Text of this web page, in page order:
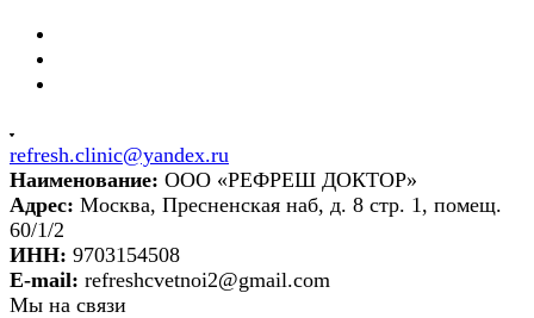
refresh.clinic@yandex.ru
Наименование: ООО «РЕФРЕШ ДОКТОР»
Адрес: Москва, Пресненская наб, д. 8 стр. 1, помещ.
60/1/2
ИНН: 9703154508
E-mail: refreshcvetnoi2@gmail.com
Мы на связи